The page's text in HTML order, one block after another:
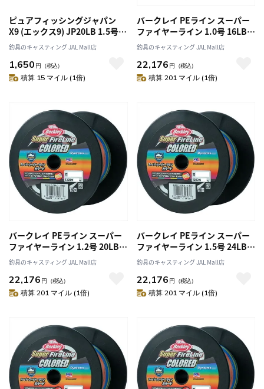
ピュアフィッシングジャパン
X9 (エックス9) JP20LB 1.5号
150m クリスタル 9本編 PEライ
ン
釣具のキャスティング JAL Mall店
1,650 円 （税込）
積算 15 マイル (1倍)
バークレイ PEライン スーパー
ファイヤーライン 1.0号 16LB
1200M カラード
釣具のキャスティング JAL Mall店
22,176 円 （税込）
積算 201 マイル (1倍)
バークレイ PEライン スーパー
ファイヤーライン 1.2号 20LB
1200M カラード
釣具のキャスティング JAL Mall店
22,176 円 （税込）
積算 201 マイル (1倍)
バークレイ PEライン スーパー
ファイヤーライン 1.5号 24LB
1200M カラード
釣具のキャスティング JAL Mall店
22,176 円 （税込）
積算 201 マイル (1倍)